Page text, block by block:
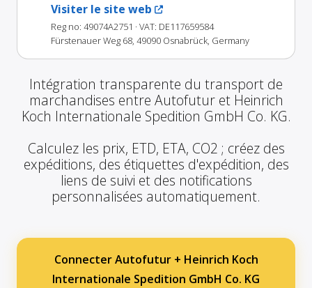
Visiter le site web
Reg no: 49074A2751 · VAT: DE117659584
Fürstenauer Weg 68, 49090 Osnabrück, Germany
Intégration transparente du transport de
marchandises entre Autofutur et Heinrich
Koch Internationale Spedition GmbH Co. KG.
Calculez les prix, ETD, ETA, CO2 ; créez des
expéditions, des étiquettes d'expédition, des
liens de suivi et des notifications
personnalisées automatiquement.
Connecter Autofutur + Heinrich Koch
Internationale Spedition GmbH Co. KG